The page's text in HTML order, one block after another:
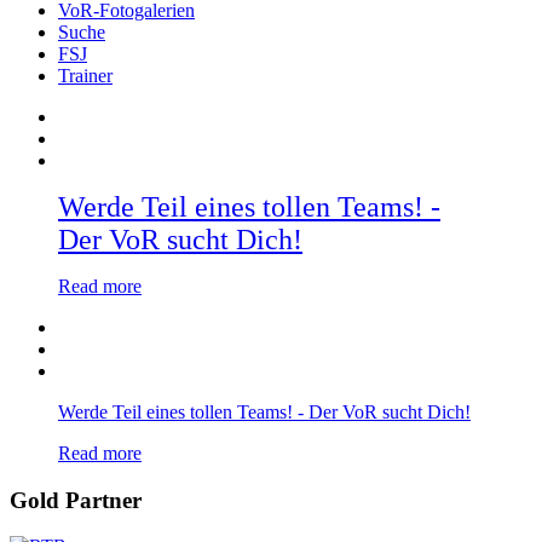
VoR-Fotogalerien
Suche
FSJ
Trainer
Werde Teil eines tollen Teams! -
Der VoR sucht Dich!
Read more
Werde Teil eines tollen Teams! - Der VoR sucht Dich!
Read more
Gold Partner